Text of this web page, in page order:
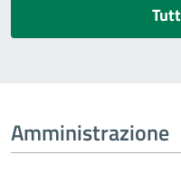
Amministrazione